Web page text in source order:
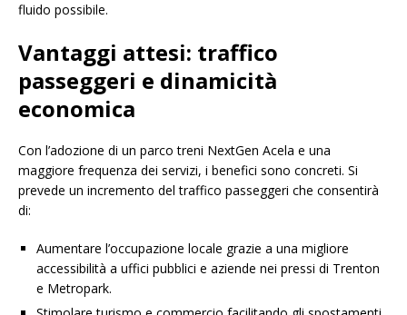
fluido possibile.
Vantaggi attesi: traffico
passeggeri e dinamicità
economica
Con l’adozione di un parco treni NextGen Acela e una
maggiore frequenza dei servizi, i benefici sono concreti. Si
prevede un incremento del traffico passeggeri che consentirà
di:
Aumentare l’occupazione locale grazie a una migliore
accessibilità a uffici pubblici e aziende nei pressi di Trenton
e Metropark.